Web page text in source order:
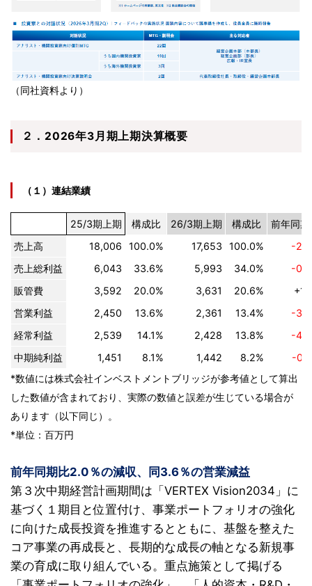
（同社資料より）
２．2026年3月期上期決算概要
（１）連結業績
25/3期上期 構成比 26/3期上期 構成比
前年同期
売上高
18,006 100.0% 17,653 100.0%
-
売上総利益
6,043 33.6% 5,993 34.0%
-
販管費
3,592 20.0% 3,631 20.6%
営業利益
2,450 13.6% 2,361 13.4%
-
経常利益
2,539 14.1% 2,428 13.8%
-
中期純利益
1,451 8.1% 1,442 8.2%
-
*数値には株式会社インベストメントブリッジが参考値として算出
した数値が含まれており、実際の数値と誤差が生じている場合が
あります（以下同じ）。
*単位：百万円
前年同期比2.0％の減収、同3.6％の営業減益
第３次中期経営計画期間は「VERTEX Vision2034」に
基づく１期目と位置付け、事業ポートフォリオの強化
に向けた成長投資を推進するとともに、基盤を整えた
コア事業の再成長と、長期的な成長の軸となる新規事
業の育成に取り組んでいる。重点施策として掲げる